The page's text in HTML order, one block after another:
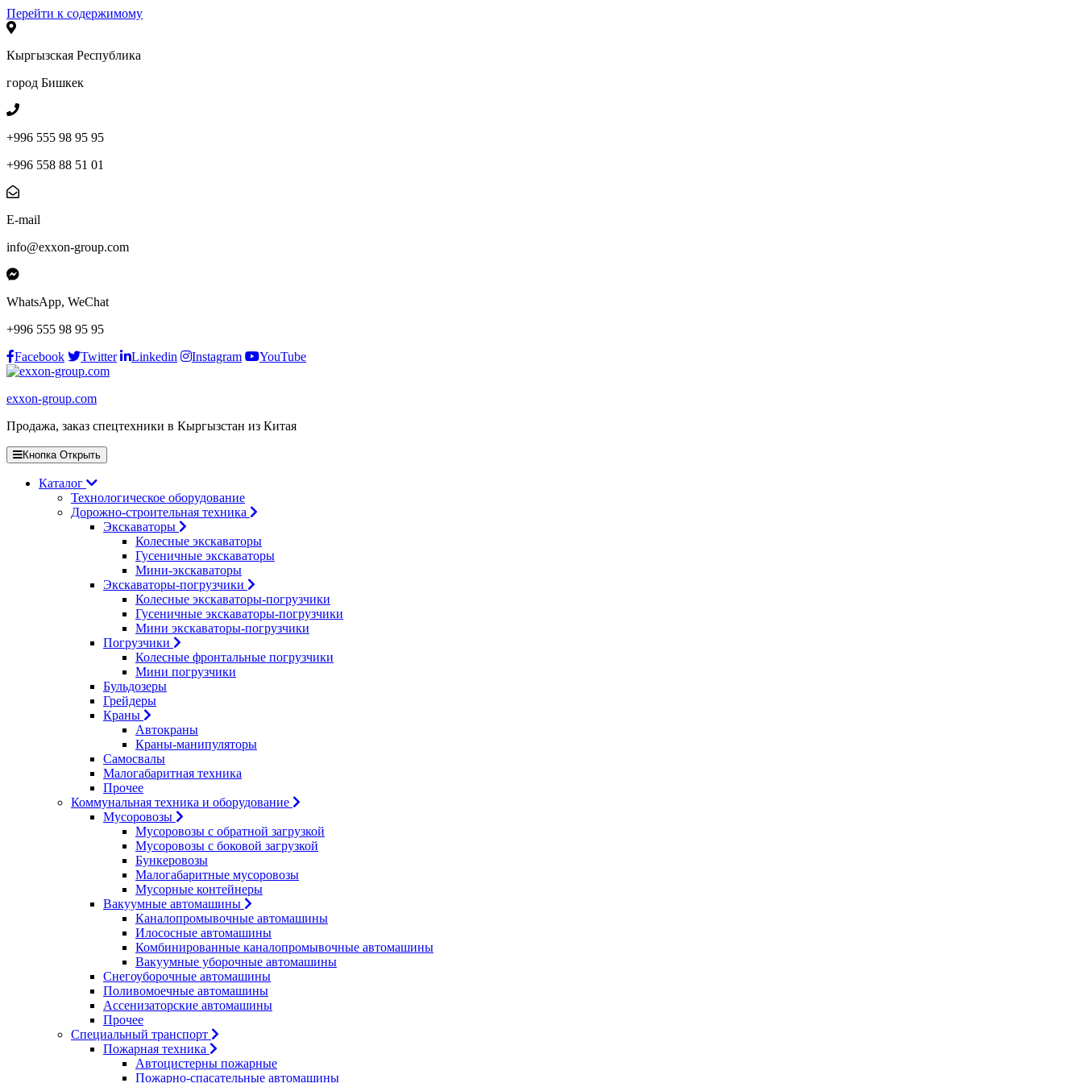
Перейти к содержимому
Кыргызская Республика
город Бишкек
+996 555 98 95 95
+996 558 88 51 01
E-mail
info@exxon-group.com
WhatsApp, WeChat
+996 555 98 95 95
Facebook
Twitter Linkedin Instagram YouTube
exxon-group.com
Продажа, заказ спецтехники в Кыргызстан из Китая
Кнопка Открыть
Каталог
Технологическое оборудование
Дорожно-строительная техника
Экскаваторы
Колесные экскаваторы
Гусеничные экскаваторы
Мини-экскаваторы
Экскаваторы-погрузчики
Колесные экскаваторы-погрузчики
Гусеничные экскаваторы-погрузчики
Мини экскаваторы-погрузчики
Погрузчики
Колесные фронтальные погрузчики
Мини погрузчики
Бульдозеры
Грейдеры
Краны
Автокраны
Краны-манипуляторы
Самосвалы
Малогабаритная техника
Прочее
Коммунальная техника и оборудование
Мусоровозы
Мусоровозы с обратной загрузкой
Мусоровозы с боковой загрузкой
Бункеровозы
Малогабаритные мусоровозы
Мусорные контейнеры
Вакуумные автомашины
Каналопромывочные автомашины
Илососные автомашины
Комбинированные каналопромывочные автомашины
Вакуумные уборочные автомашины
Снегоуборочные автомашины
Поливомоечные автомашины
Ассенизаторские автомашины
Прочее
Специальный транспорт
Пожарная техника
Автоцистерны пожарные
Пожарно-спасательные автомашины